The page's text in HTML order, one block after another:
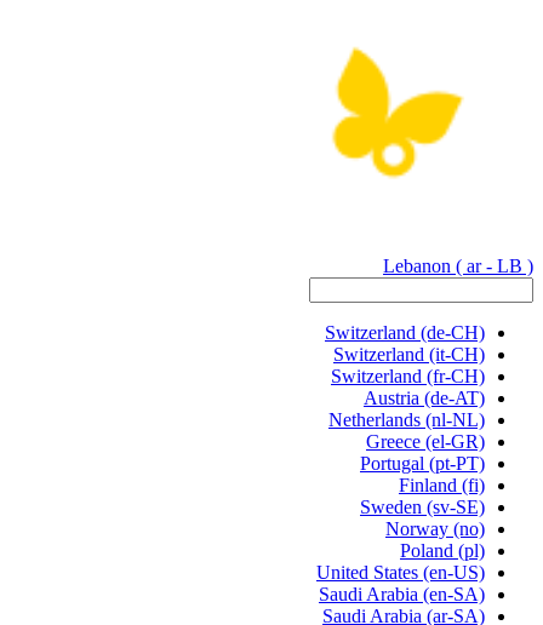
Lebanon ( ar - LB )
Switzerland (de-CH)
Switzerland (it-CH)
Switzerland (fr-CH)
Austria (de-AT)
Netherlands (nl-NL)
Greece (el-GR)
Portugal (pt-PT)
Finland (fi)
Sweden (sv-SE)
Norway (no)
Poland (pl)
United States (en-US)
Saudi Arabia (en-SA)
Saudi Arabia (ar-SA)